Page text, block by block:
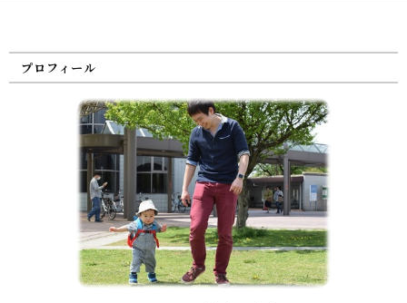
プロフィール